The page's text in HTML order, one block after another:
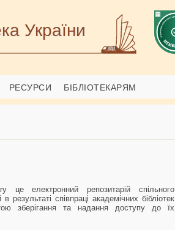
України
РЕСУРСИ БІБЛІОТЕКАРЯМ
це електронний репозитарій спільного
результаті співпраці академічних бібліотек
зберігання та надання доступу до їх